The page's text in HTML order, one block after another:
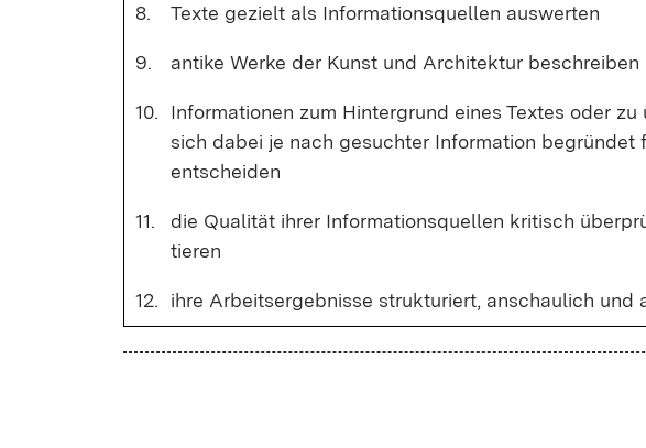
8. Tex­te ge­zielt als In­for­ma­ti­ons­quel­len aus­wer­ten
9. an­ti­ke Wer­ke der Kunst und Ar­chi­tek­tur be­schrei­ben
10.
In­for­ma­tio­nen zum Hin­ter­grund ei­nes Tex­tes oder
sich da­bei je nach ge­such­ter In­for­ma­ti­on be­grün­det
ent­schei­den
11.
die Qua­li­tät ih­rer In­for­ma­ti­ons­quel­len kri­tisch
tie­ren
12. ih­re Ar­beits­er­geb­nis­se struk­tu­riert, an­schau­lich und